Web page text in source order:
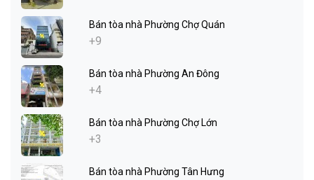
Bán tòa nhà Phường Chợ Quán
+9
Bán tòa nhà Phường An Đông
+4
Bán tòa nhà Phường Chợ Lớn
+3
Bán tòa nhà Phường Tân Hưng